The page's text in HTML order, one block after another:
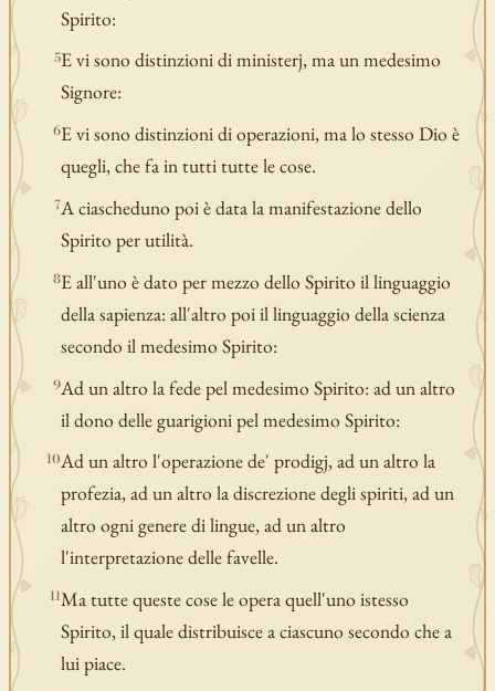
Spirito:
5E vi sono distinzioni di ministerj, ma un medesimo
Signore:
6E vi sono distinzioni di operazioni, ma lo stesso Dio è
quegli, che fa in tutti tutte le cose.
7A ciascheduno poi è data la manifestazione dello
Spirito per utilità.
8E all'uno è dato per mezzo dello Spirito il linguaggio
della sapienza: all'altro poi il linguaggio della scienza
secondo il medesimo Spirito:
9Ad un altro la fede pel medesimo Spirito: ad un altro
il dono delle guarigioni pel medesimo Spirito:
10Ad un altro l'operazione de' prodigj, ad un altro la
profezia, ad un altro la discrezione degli spiriti, ad un
altro ogni genere di lingue, ad un altro
l'interpretazione delle favelle.
11Ma tutte queste cose le opera quell'uno istesso
Spirito, il quale distribuisce a ciascuno secondo che a
lui piace.